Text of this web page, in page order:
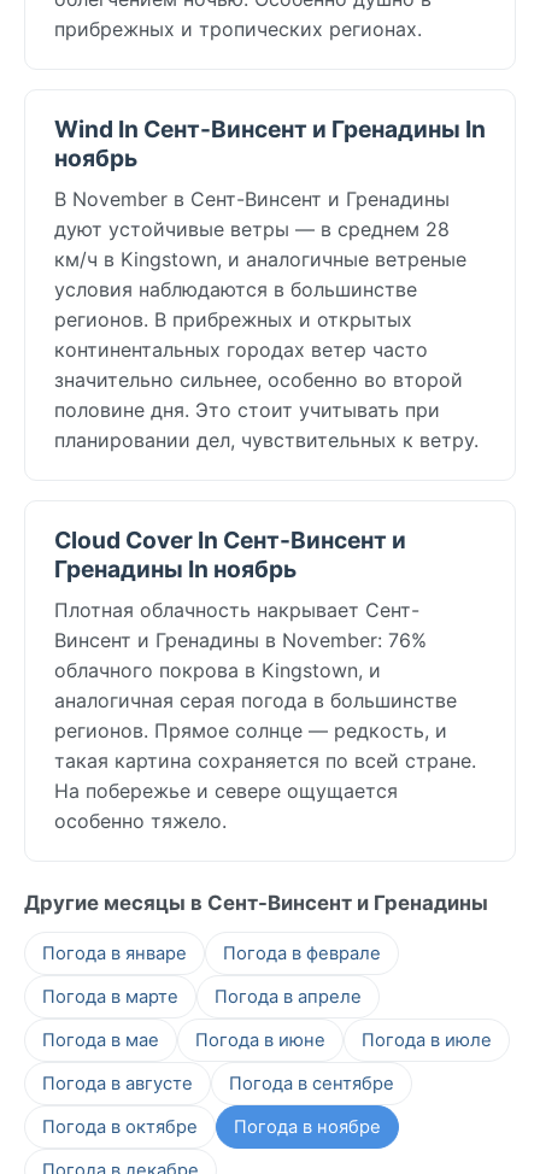
прибрежных и тропических регионах.
Wind In Сент-Винсент и Гренадины In
ноябрь
В November в Сент-Винсент и Гренадины
дуют устойчивые ветры — в среднем 28
км/ч в Kingstown, и аналогичные ветреные
условия наблюдаются в большинстве
регионов. В прибрежных и открытых
континентальных городах ветер часто
значительно сильнее, особенно во второй
половине дня. Это стоит учитывать при
планировании дел, чувствительных к ветру.
Cloud Cover In Сент-Винсент и
Гренадины In ноябрь
Плотная облачность накрывает Сент-
Винсент и Гренадины в November: 76%
облачного покрова в Kingstown, и
аналогичная серая погода в большинстве
регионов. Прямое солнце — редкость, и
такая картина сохраняется по всей стране.
На побережье и севере ощущается
особенно тяжело.
Другие месяцы в Сент-Винсент и Гренадины
Погода в январе
Погода в феврале
Погода в марте
Погода в апреле
Погода в мае
Погода в июне
Погода в июле
Погода в августе
Погода в сентябре
Погода в октябре
Погода в ноябре